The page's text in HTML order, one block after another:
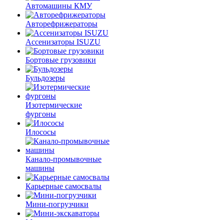
Автомашины КМУ
Авторефрижераторы
Ассенизаторы ISUZU
Бортовые грузовики
Бульдозеры
Изотермические
фургоны
Илососы
Канало-промывочные
машины
Карьерные самосвалы
Мини-погрузчики